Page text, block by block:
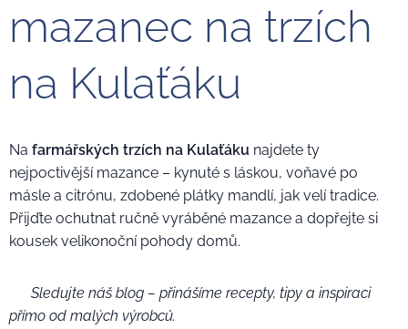
mazanec na trzích
na Kulaťáku
Na farmářských trzích na Kulaťáku najdete ty
nejpoctivější mazance – kynuté s láskou, voňavé po
másle a citrónu, zdobené plátky mandlí, jak velí tradice.
Přijďte ochutnat ručně vyráběné mazance a dopřejte si
kousek velikonoční pohody domů.
Sledujte náš blog – přinášíme recepty, tipy a inspiraci
přímo od malých výrobců.